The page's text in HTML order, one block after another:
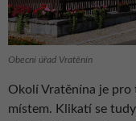
Obecní úřad Vratěnín
Okolí Vratěnína je
místem. Klikatí se